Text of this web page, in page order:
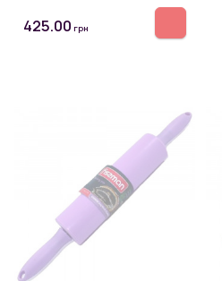
425.00 грн